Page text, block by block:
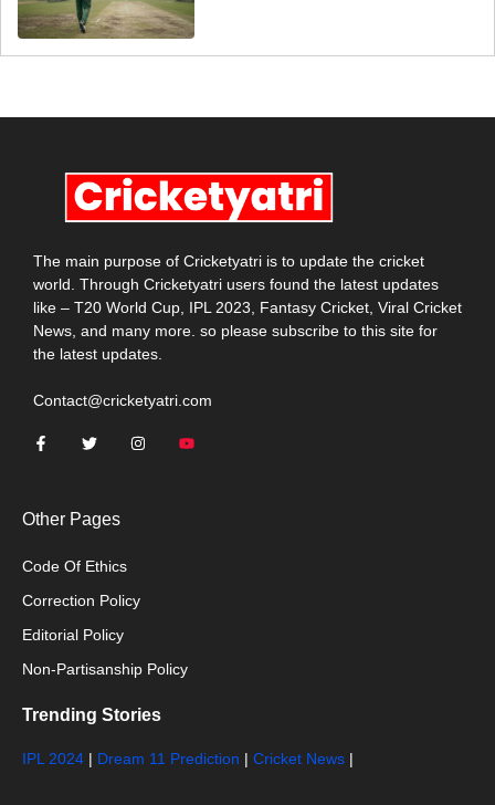
The main purpose of Cricketyatri is to update the cricket
world. Through Cricketyatri users found the latest updates
like – T20 World Cup, IPL 2023, Fantasy Cricket, Viral Cricket
News, and many more. so please subscribe to this site for
the latest updates.
Contact@cricketyatri.com
Other Pages
Code Of Ethics
Correction Policy
Editorial Policy
Non-Partisanship Policy
Trending Stories
IPL 2024 | Dream 11 Prediction | Cricket News |